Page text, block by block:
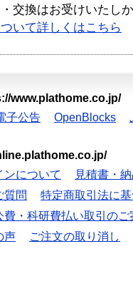
交換はお受けいたし
いて詳しくはこちら
www.plathome.co.jp/
子公告 OpenBlocks
ンについて
見積書・
質問
特定商取引法に
費・科研費払い取引のご
声 ご注文の取り消し